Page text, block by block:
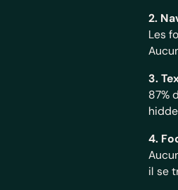
2.
Les
3.
87%
4.
il se